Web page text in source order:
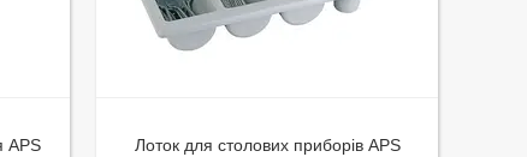
APS
Лоток для столових приборів APS